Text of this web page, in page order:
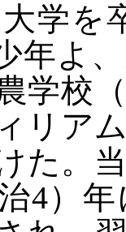
学を
年よ
学校
リア
た。
4）